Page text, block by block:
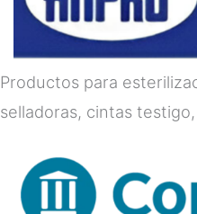
Productos para
selladoras, cintas